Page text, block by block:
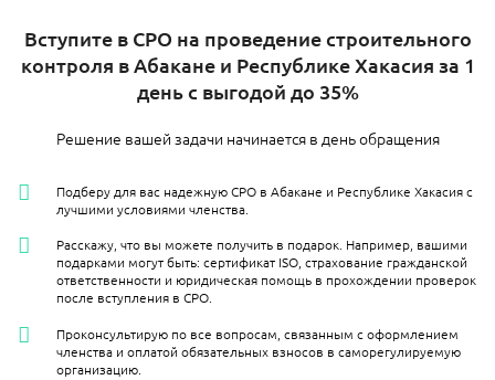
Вступите в СРО на проведение строительного
контроля в Абакане и Республике Хакасия за 1
день с выгодой до 35%
Решение вашей задачи начинается в день обращения
Подберу для вас надежную СРО в Абакане и Республике Хакасия с
лучшими условиями членства.
Расскажу, что вы можете получить в подарок. Например, вашими
подарками могут быть: сертификат ISO, страхование гражданской
ответственности и юридическая помощь в прохождении проверок
после вступления в СРО.
Проконсультирую по все вопросам, связанным с оформлением
членства и оплатой обязательных взносов в саморегулируемую
организацию.